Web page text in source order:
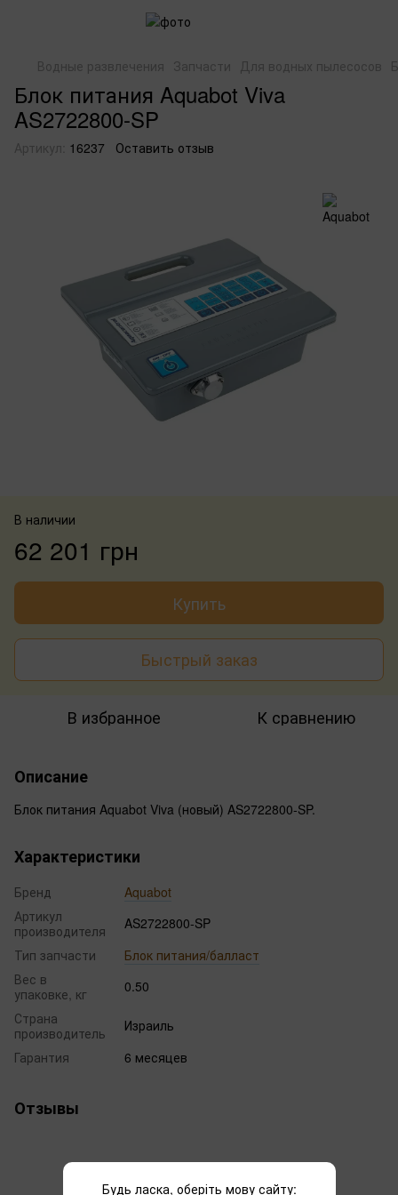
Водные развлечения Запчасти Для водных пылесосов
Блок питания Aquabot Viva
AS2722800-SP
Артикул: 16237 Оставить отзыв
В наличии
62 201 грн
Купить
Быстрый заказ
В избранное К сравнению
Описание
Блок питания Aquabot Viva (новый) AS2722800-SP.
Характеристики
Бренд
Aquabot
Артикул
производителя
AS2722800-SP
Тип запчасти
Блок питания/балласт
Вес в
упаковке, кг
0.50
Страна
производитель
Израиль
Гарантия
6 месяцев
Отзывы
Будь ласка, оберіть мову сайту: